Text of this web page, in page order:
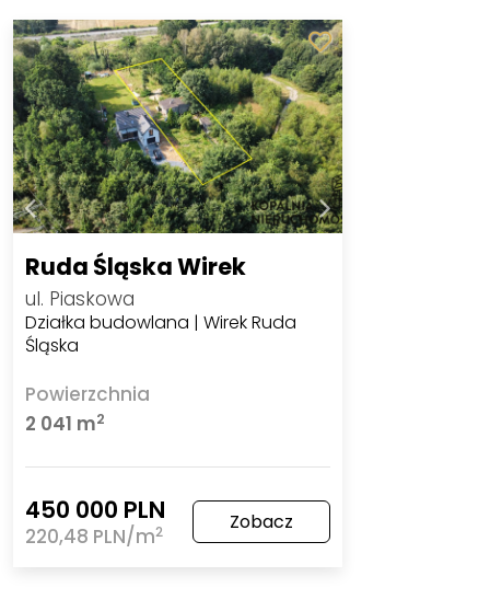
Ruda Śląska Wirek
ul. Piaskowa
Działka budowlana | Wirek Ruda
Śląska
Powierzchnia
2 041 m2
450 000 PLN
220,48 PLN/m2 Zobacz